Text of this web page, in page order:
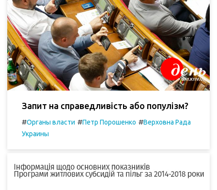
Запит на справедливість або популізм?
#Органы власти #Петр Порошенко #Верховна Рада
Украины